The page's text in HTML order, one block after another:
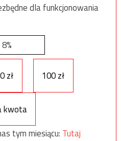
dla funkcjonowania
8%
zł 100 zł
kwota
tym miesiącu: Tutaj